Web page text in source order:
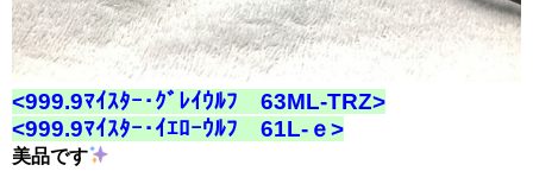
<999.9ﾏｲｽﾀｰ･ｸﾞﾚｲｳﾙﾌ 63ML-TRZ>
<999.9ﾏｲｽﾀｰ･ｲｴﾛｰｳﾙﾌ 61L-ｅ>
美品です